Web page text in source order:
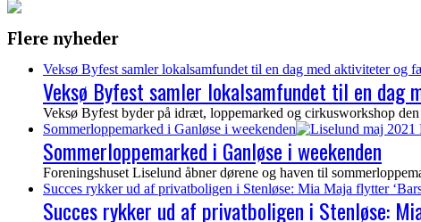
Flere nyheder
Veksø Byfest samler lokalsamfundet til en dag med aktiviteter og
Veksø Byfest samler lokalsamfundet til en
Veksø Byfest byder på idræt, loppemarked og cirkusworkshop
Sommerloppemarked i Ganløse i weekenden
Sommerloppemarked i Ganløse i weekenden
Foreningshuset Liselund åbner dørene og haven til
Succes rykker ud af privatboligen i Stenløse: Mia Maja flytter
Succes rykker ud af privatboligen i Stenløse: